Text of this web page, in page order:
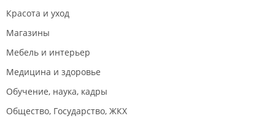
Красота и уход
Магазины
Мебель и интерьер
Медицина и здоровье
Обучение, наука, кадры
Общество, Государство, ЖКХ